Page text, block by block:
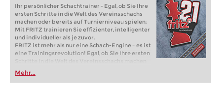
Ihr persönlicher Schachtrainer - Egal, ob Sie Ihre
ersten Schritte in die Welt des Vereinsschachs
machen oder bereits auf Turnierniveau spielen:
Mit FRITZ trainieren Sie effizienter, intelligenter
und individueller als je zuvor.
FRITZ ist mehr als nur eine Schach-Engine – es ist
eine Trainingsrevolution! Egal, ob Sie Ihre ersten
Schritte in die Welt des Vereinsschachs machen
oder bereits auf Turnierniveau spielen: Mit
FRITZ trainieren Sie effizienter, intelligenter und
individueller als je zuvor.
Mehr...